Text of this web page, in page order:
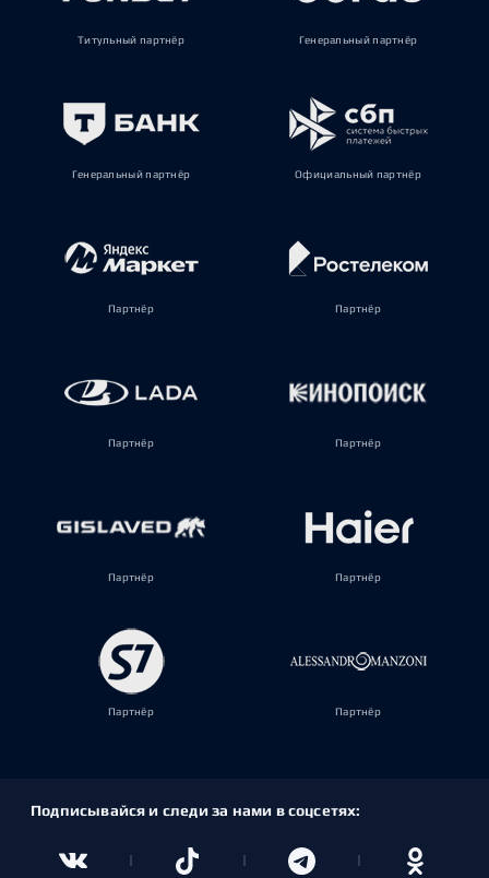
Титульный партнёр Генеральный партнёр
Генеральный партнёр Официальный партнёр
Партнёр Партнёр
Партнёр Партнёр
Партнёр Партнёр
Партнёр Партнёр
Подписывайся и следи за нами в соцсетях: